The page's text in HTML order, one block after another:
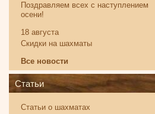
Поздравляем всех с наступлением
осени!
18 августа
Скидки на шахматы
Все новости
Статьи
Статьи о шахматах